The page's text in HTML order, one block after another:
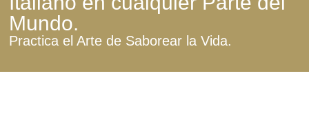
Mundo.
Practica el Arte de Saborear la Vida.